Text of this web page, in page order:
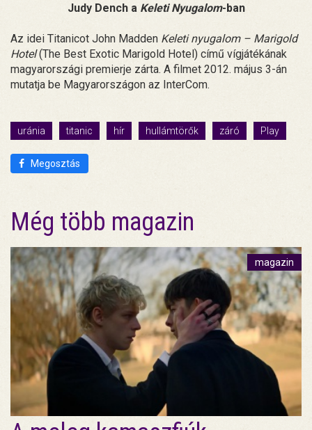
Judy Dench a Keleti Nyugalom-ban
Az idei Titanicot John Madden Keleti nyugalom – Marigold
Hotel(The Best Exotic Marigold Hotel) című vígjátékának
magyarországi premierje zárta. A filmet 2012. május 3-án
mutatja be Magyarországon az InterCom.
uránia titanic hír hullámtörők záró Play
Megosztás
Még több magazin
magazin